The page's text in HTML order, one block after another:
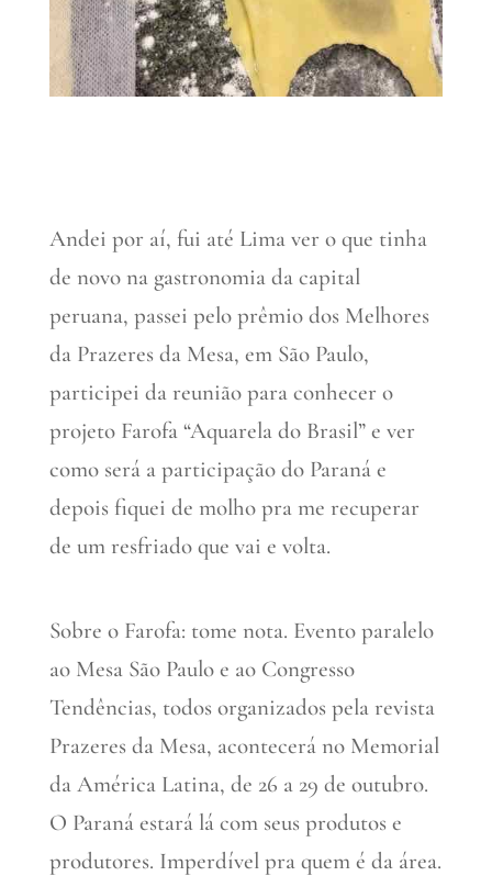
Andei por aí, fui até Lima ver o que tinha
de novo na gastronomia da capital
peruana, passei pelo prêmio dos Melhores
da Prazeres da Mesa, em São Paulo,
participei da reunião para conhecer o
projeto Farofa “Aquarela do Brasil” e ver
como será a participação do Paraná e
depois fiquei de molho pra me recuperar
de um resfriado que vai e volta.
Sobre o Farofa: tome nota. Evento paralelo
ao Mesa São Paulo e ao Congresso
Tendências, todos organizados pela revista
Prazeres da Mesa, acontecerá no Memorial
da América Latina, de 26 a 29 de outubro.
O Paraná estará lá com seus produtos e
produtores. Imperdível pra quem é da área.